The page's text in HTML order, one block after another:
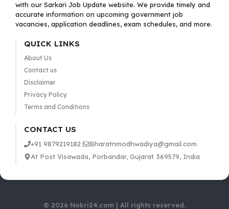
with our Sarkari Job Update website. We provide timely and
accurate information on upcoming government job
vacancies, application deadlines, exam schedules, and more.
QUICK LINKS
About Us
Contact us
Disclaimer
Privacy Policy
Terms and Conditions
CONTACT US
+91 9879219182
Bharatnmodhwadiya@gmail.com
At Post Visawada, Porbandar, Gujarat 369579, India
© 2026 Nokri24.com | All rights reserved.